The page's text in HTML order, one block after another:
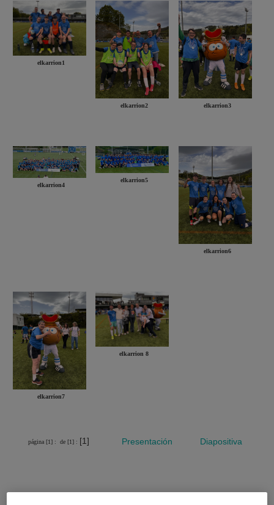
elkarrion1
elkarrion2 elkarrion3
elkarrion4
elkarrion5
elkarrion6
elkarrion7
elkarrion 8
página [1] : de [1] : [1] Presentación Diapositiva